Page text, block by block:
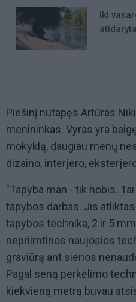
Iki
Piešinį nutapęs Artūras
menininkas. Vyras yra
mokyklą, daugiau menų
dizaino, interjero,
"Tapyba man - tik hobis.
tapybos darbas. Jis
tapybos technika, 2 ir 5
nepriimtinos naujosios
graviūrą ant sienos
Pagal seną perkėlimo
kiekvieną metrą buvau